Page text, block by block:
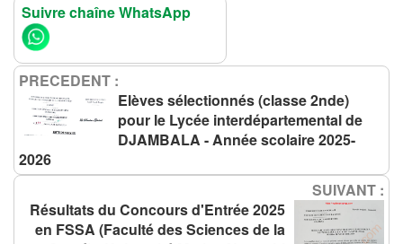
Suivre chaîne WhatsApp
PRECEDENT :
Elèves sélectionnés (classe 2nde)
pour le Lycée interdépartemental de
DJAMBALA - Année scolaire 2025-
2026
SUIVANT :
Résultats du Concours d'Entrée 2025
en FSSA (Faculté des Sciences de la